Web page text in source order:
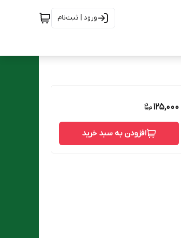
ورود | ثبت‌نام
125,000
افزودن به سبد خرید